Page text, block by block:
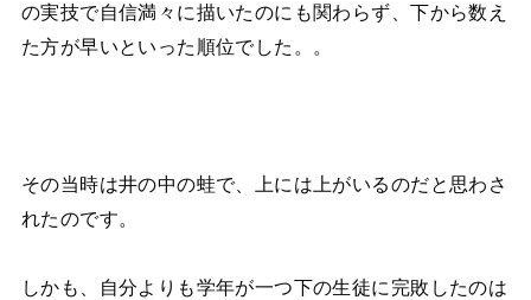
の実技で自信満々に描いたのにも関わらず、下から数え
た方が早いといった順位でした。。
その当時は井の中の蛙で、上には上がいるのだと思わさ
れたのです。
しかも、自分よりも学年が一つ下の生徒に完敗したのは